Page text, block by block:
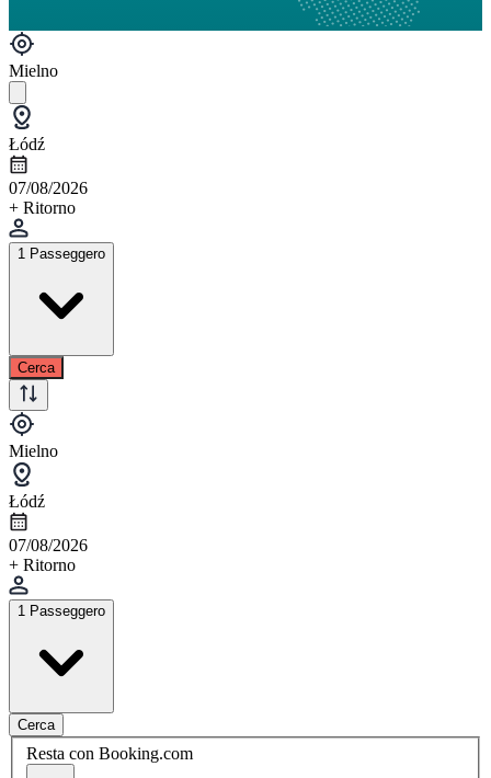
Mielno
Łódź
07/08/2026
+ Ritorno
1 Passeggero
Cerca
Mielno
Łódź
07/08/2026
+ Ritorno
1 Passeggero
Cerca
Resta con Booking.com